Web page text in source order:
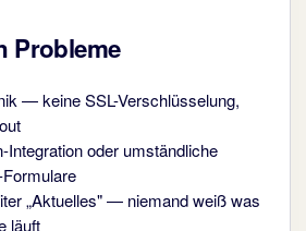
Probleme
— keine SSL-Verschlüsselung,
Integration oder umständliche
„Aktuelles" — niemand weiß was
läuft